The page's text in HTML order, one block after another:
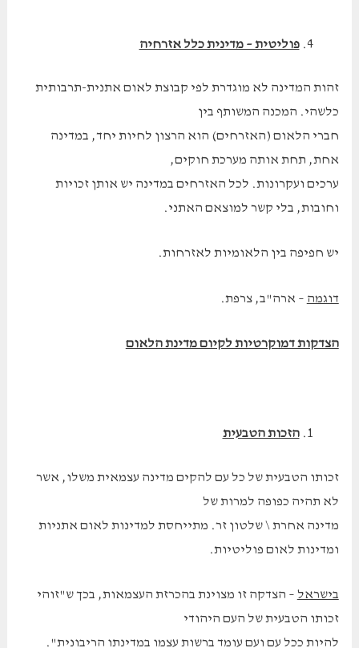
פוליטית – מדינית כלל אזרחיה
זהות המדינה לא מוגדרת לפי קבוצת לאום אתנית-תרבותית
כלשהי. המכנה המשותף בין
חברי הלאום (האזרחים) הוא הרצון לחיות יחד, במדינה
אחת, תחת אותה מערכת חוקים,
ערכים ועקרונות. לכל האזרחים במדינה יש אותן זכויות
וחובות, בלי קשר למוצאם האתני.
יש חפיפה בין הלאומיות לאזרחות.
דוגמה – ארה"ב, צרפת.
הצדקות דמוקרטיות לקיום מדינת הלאום
הזכות הטבעית
זכותו הטבעית של כל עם להקים מדינה עצמאית משלו, אשר
לא תהיה כפופה למרות של
מדינה אחרת \ שלטון זר. מתייחסת למדינות לאום אתניות
ומדינות לאום פוליטיות.
בישראל – הצדקה זו מצוינת בהכרזת העצמאות, בכך ש"זוהי
זכותו הטבעית של העם היהודי
להיות ככל עם ועם עומד ברשות עצמו במדינתו הריבונית".